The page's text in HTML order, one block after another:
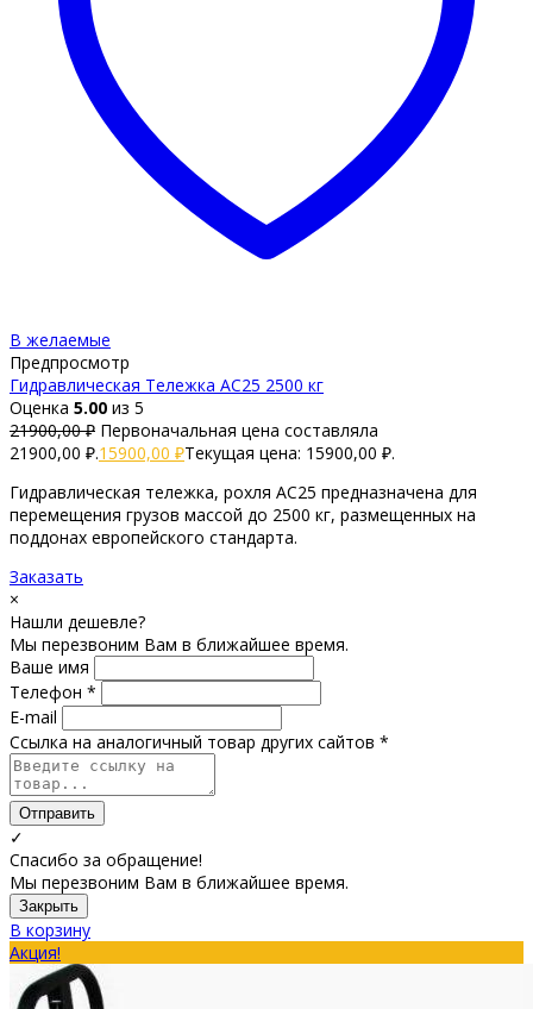
В желаемые
Предпросмотр
Гидравлическая Тележка AC25 2500 кг
Оценка 5.00 из 5
21900,00₽ Первоначальная цена составляла
21900,00 ₽.15900,00 ₽Текущая цена: 15900,00 ₽.
Гидравлическая тележка, рохля AC25 предназначена для
перемещения грузов массой до 2500 кг, размещенных на
поддонах европейского стандарта.
Заказать
×
Нашли дешевле?
Мы перезвоним Вам в ближайшее время.
Ваше имя
Телефон *
E-mail
Ссылка на аналогичный товар других сайтов *
Отправить
✓
Спасибо за обращение!
Мы перезвоним Вам в ближайшее время.
Закрыть
В корзину
Акция!